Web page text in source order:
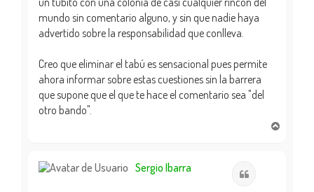
mundo sin comentario alguno, y sin que nadie haya
advertido sobre la responsabilidad que conlleva.
Creo que eliminar el tabú es sensacional pues permite
ahora informar sobre estas cuestiones sin la barrera
que supone que el que te hace el comentario sea "del
otro bando".
Sergio Ibarra